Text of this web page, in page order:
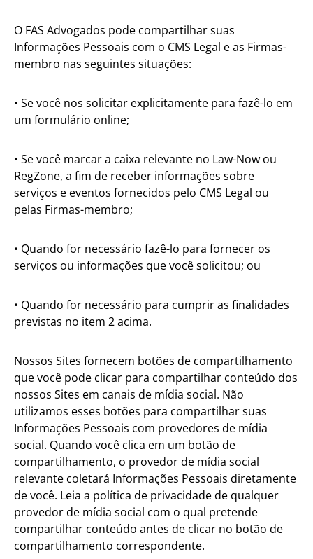
O FAS Advogados pode compartilhar suas
Informações Pessoais com o CMS Legal e as Firmas-
membro nas seguintes situações:
• Se você nos solicitar explicitamente para fazê-lo em
um formulário online;
• Se você marcar a caixa relevante no Law-Now ou
RegZone, a fim de receber informações sobre
serviços e eventos fornecidos pelo CMS Legal ou
pelas Firmas-membro;
• Quando for necessário fazê-lo para fornecer os
serviços ou informações que você solicitou; ou
• Quando for necessário para cumprir as finalidades
previstas no item 2 acima.
Nossos Sites fornecem botões de compartilhamento
que você pode clicar para compartilhar conteúdo dos
nossos Sites em canais de mídia social. Não
utilizamos esses botões para compartilhar suas
Informações Pessoais com provedores de mídia
social. Quando você clica em um botão de
compartilhamento, o provedor de mídia social
relevante coletará Informações Pessoais diretamente
de você. Leia a política de privacidade de qualquer
provedor de mídia social com o qual pretende
compartilhar conteúdo antes de clicar no botão de
compartilhamento correspondente.